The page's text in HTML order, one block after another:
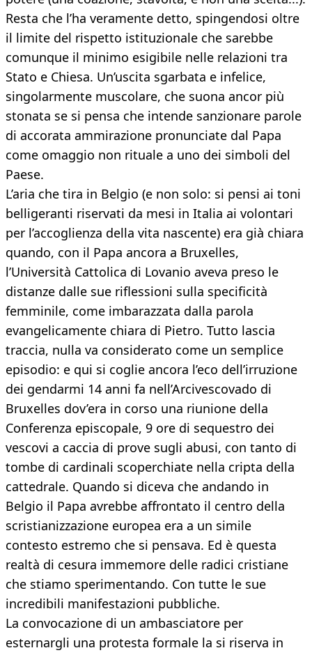
Resta che l’ha veramente detto, spingendosi oltre
il limite del rispetto istituzionale che sarebbe
comunque il minimo esigibile nelle relazioni tra
Stato e Chiesa. Un’uscita sgarbata e infelice,
singolarmente muscolare, che suona ancor più
stonata se si pensa che intende sanzionare parole
di accorata ammirazione pronunciate dal Papa
come omaggio non rituale a uno dei simboli del
Paese.
L’aria che tira in Belgio (e non solo: si pensi ai toni
belligeranti riservati da mesi in Italia ai volontari
per l’accoglienza della vita nascente) era già chiara
quando, con il Papa ancora a Bruxelles,
l’Università Cattolica di Lovanio aveva preso le
distanze dalle sue riflessioni sulla specificità
femminile, come imbarazzata dalla parola
evangelicamente chiara di Pietro. Tutto lascia
traccia, nulla va considerato come un semplice
episodio: e qui si coglie ancora l’eco dell’irruzione
dei gendarmi 14 anni fa nell’Arcivescovado di
Bruxelles dov’era in corso una riunione della
Conferenza episcopale, 9 ore di sequestro dei
vescovi a caccia di prove sugli abusi, con tanto di
tombe di cardinali scoperchiate nella cripta della
cattedrale. Quando si diceva che andando in
Belgio il Papa avrebbe affrontato il centro della
scristianizzazione europea era a un simile
contesto estremo che si pensava. Ed è questa
realtà di cesura immemore delle radici cristiane
che stiamo sperimentando. Con tutte le sue
incredibili manifestazioni pubbliche.
La convocazione di un ambasciatore per
esternargli una protesta formale la si riserva in